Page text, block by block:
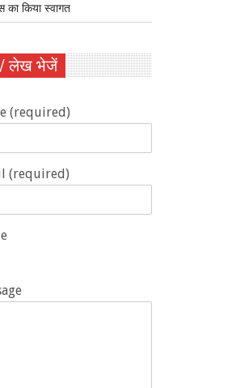
का किया स्वागत
/ लेख भेजें
(required)
(required)